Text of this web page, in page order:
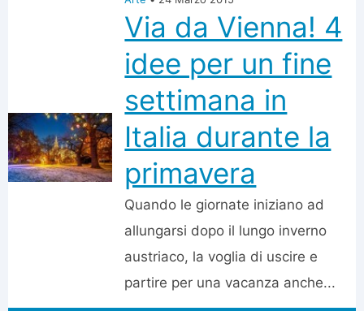
Via da Vienna! 4
idee per un fine
settimana in
Italia durante la
primavera
Quando le giornate iniziano ad
allungarsi dopo il lungo inverno
austriaco, la voglia di uscire e
partire per una vacanza anche...